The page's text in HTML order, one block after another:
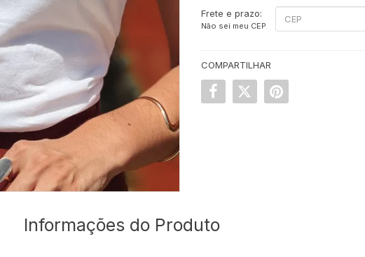
Frete e prazo:
Não sei meu CEP
COMPARTILHAR
Informações do Produto